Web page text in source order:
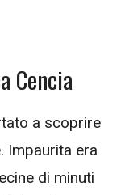
Cencia
a scoprire
Impaurita era
di minuti